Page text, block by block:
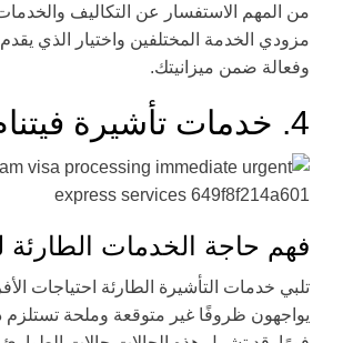
من المهم الاستفسار عن التكاليف
مزودي الخدمة المختلفين واختيار الذي
وفعالة ضمن ميزانيتك.
4. خدمات تأشيرة فيتنام الطارئة
فهم حاجة الخدمات الطارئة
تلبي خدمات التأشيرة الطارئة احتياجات
يواجهون ظروفًا غير متوقعة وملحة تستلزم